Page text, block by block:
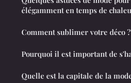
élégamment en temps de
Comment sublimer votre déco ?
Pourquoi il est important de
Quelle est la capitale de la